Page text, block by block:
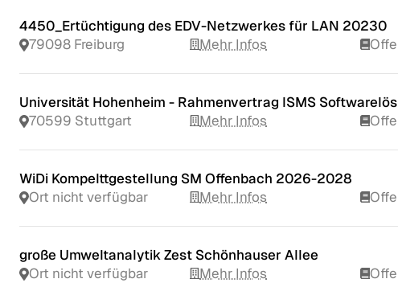
4450_Ertüchtigung des EDV-Netzwerkes für LAN 20230
79098 Freiburg
Mehr Infos
Universität Hohenheim - Rahmenvertrag ISMS
70599 Stuttgart
Mehr Infos
WiDi Kompelttgestellung SM Offenbach 2026-2028
Ort nicht verfügbar
Mehr Infos
große Umweltanalytik Zest Schönhauser Allee
Ort nicht verfügbar
Mehr Infos